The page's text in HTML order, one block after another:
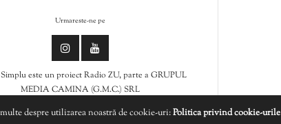
Urmareste-ne pe
este un proiect Radio ZU, parte a GRUPUL
MEDIA CAMINA (G.M.C.) SRL
despre utilizarea noastră de cookie-uri:Politica privind cookie-urile